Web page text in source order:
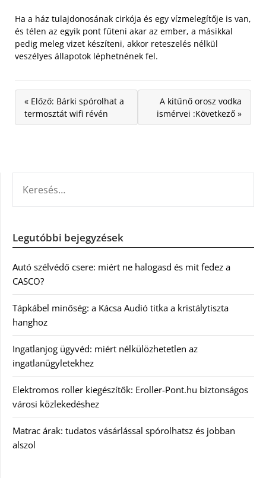
Ha a ház tulajdonosának cirkója és egy vízmelegítője is van,
és télen az egyik pont fűteni akar az ember, a másikkal
pedig meleg vizet készíteni, akkor reteszelés nélkül
veszélyes állapotok léphetnének fel.
« Előző: Bárki spórolhat a
termosztát wifi révén
A kitűnő orosz vodka
ismérvei :Következő »
Legutóbbi bejegyzések
Autó szélvédő csere: miért ne halogasd és mit fedez a
CASCO?
Tápkábel minőség: a Kácsa Audió titka a kristálytiszta
hanghoz
Ingatlanjog ügyvéd: miért nélkülözhetetlen az
ingatlanügyletekhez
Elektromos roller kiegészítők: Eroller-Pont.hu biztonságos
városi közlekedéshez
Matrac árak: tudatos vásárlással spórolhatsz és jobban
alszol